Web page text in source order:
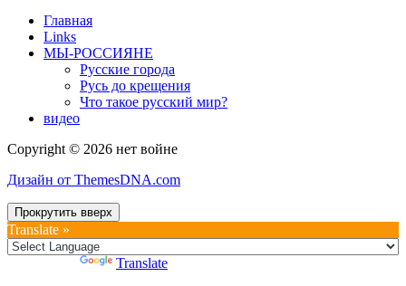
Главная
Links
МЫ-РОССИЯНЕ
Русские города
Русь до крещения
Что такое русский мир?
видео
Copyright © 2026 нет войне
Дизайн от ThemesDNA.com
Прокрутить вверх
Translate »
Translate